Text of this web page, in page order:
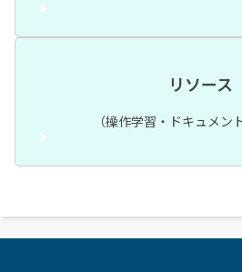
リソース
（操作学習・ドキュメン